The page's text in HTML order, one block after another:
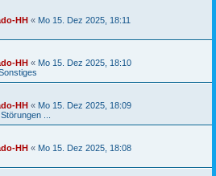
HH « Mo 15. Dez 2025, 18:11
HH « Mo 15. Dez 2025, 18:10
HH « Mo 15. Dez 2025, 18:09
...
HH « Mo 15. Dez 2025, 18:08